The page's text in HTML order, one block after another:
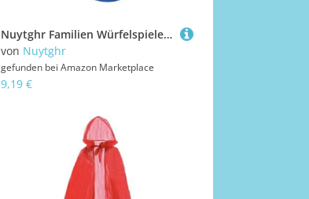
Nuytghr Familien Würfelspiele | Partyspiele | 2-6 Spieler Gesellschaftsspiel Für Campingurlaub Geburtstagsfeiern Picknick Garten
von Nuytghr
gefunden bei Amazon Marketplace
9,19 €